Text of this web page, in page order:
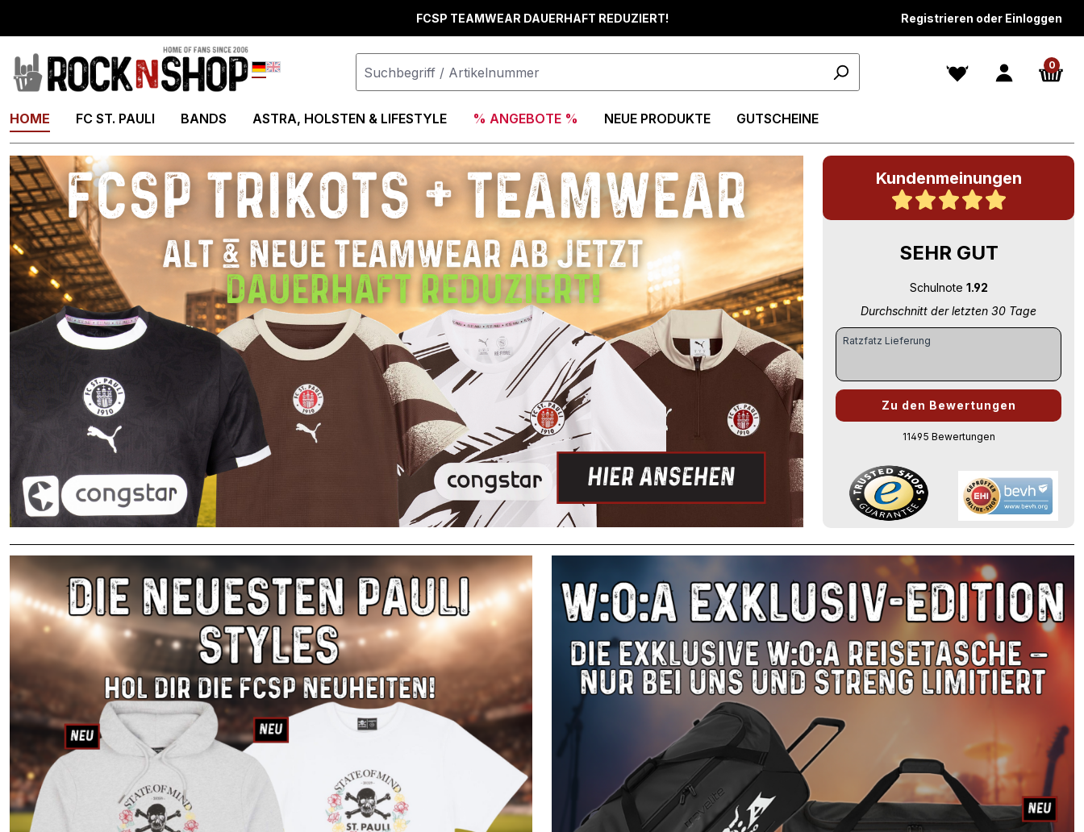
FCSP TEAMWEAR DAUERHAFT REDUZIERT! Registrieren oder Einloggen
Deutsch 0
HOME FC ST. PAULI BANDS ASTRA, HOLSTEN & LIFESTYLE % ANGEBOTE % NEUE PRODUKTE GUTSCHEINE
Kundenmeinungen
SEHR GUT
Schulnote 1.92
Durchschnitt der letzten 30 Tage
Ratzfatz Lieferung
Zu den Bewertungen
11495 Bewertungen